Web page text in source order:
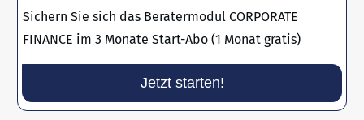
Sichern Sie sich das Beratermodul CORPORATE
FINANCE im 3 Monate Start-Abo (1 Monat gratis)
Jetzt starten!